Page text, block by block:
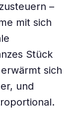
–
mit sich
Stück
sich
und